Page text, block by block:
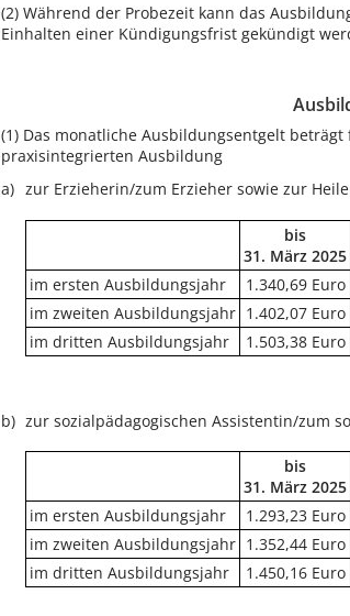
(2) Während der Probezeit kann das
Einhalten einer Kündigungsfrist gekündigt
(1) Das monatliche Ausbildungsentgelt
praxisintegrierten Ausbildung
zur Erzieherin/zum Erzieher sowie zur
bis
31. März 2025
im ersten Ausbildungsjahr
1.340,69 Euro
im zweiten Ausbildungsjahr 1.402,07 Euro
im dritten Ausbildungsjahr
1.503,38 Euro
zur sozialpädagogischen Assistentin/zum
bis
31. März 2025
im ersten Ausbildungsjahr
1.293,23 Euro
im zweiten Ausbildungsjahr 1.352,44 Euro
im dritten Ausbildungsjahr
1.450,16 Euro